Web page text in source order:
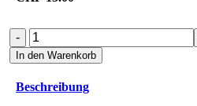
JoeFrex
Tamping-
Matte
Ecke
In den Warenkorb
Beschreibung